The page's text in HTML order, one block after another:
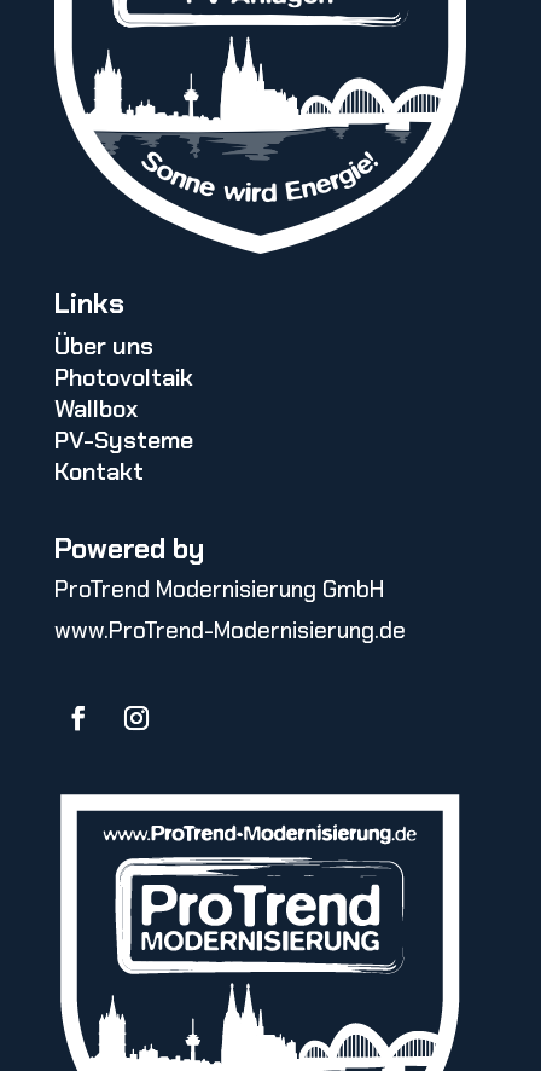
Links
Über uns
Photovoltaik
Wallbox
PV-Systeme
Kontakt
Powered by
ProTrend Modernisierung GmbH
www.ProTrend-Modernisierung.de